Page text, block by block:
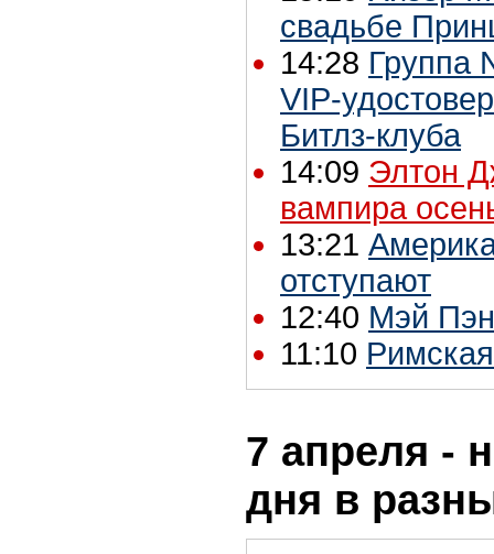
свадьбе
14:28 Группа
VIP-
Битлз-клуба
14:09 Элтон
вампира
13:21
отступают
12:40 Мэй
11:10
7 апреля -
дня в